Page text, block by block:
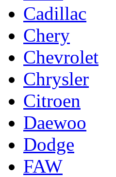
Cadillac
Chery
Chevrolet
Chrysler
Citroen
Daewoo
Dodge
FAW